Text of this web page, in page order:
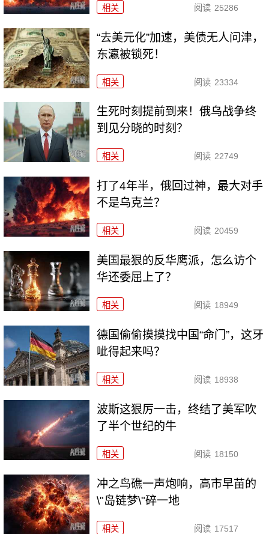
相关 阅读 25286
“去美元化”加速，美债无人问津，
东瀛被锁死！
相关 阅读 23334
生死时刻提前到来！俄乌战争终
到见分晓的时刻？
相关 阅读 22749
打了4年半，俄回过神，最大对手
不是乌克兰？
相关 阅读 20459
美国最狠的反华鹰派，怎么访个
华还委屈上了？
相关 阅读 18949
德国偷偷摸摸找中国“命门”，这牙
呲得起来吗？
相关 阅读 18938
波斯这狠厉一击，终结了美军吹
了半个世纪的牛
相关 阅读 18150
冲之鸟礁一声炮响，高市早苗的
\"岛链梦\"碎一地
相关 阅读 17517